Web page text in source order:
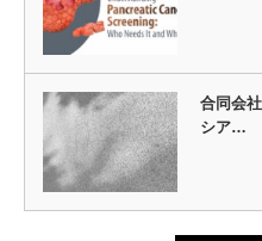
合同会
シア…